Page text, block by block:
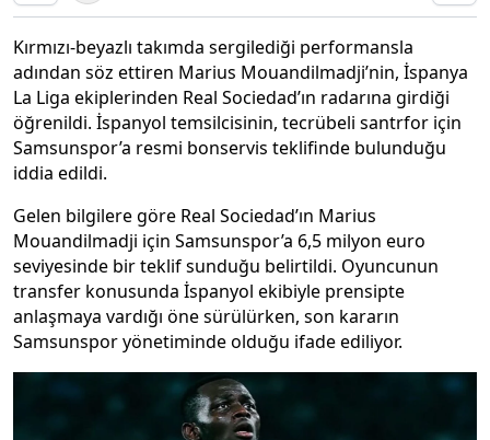
Kırmızı-beyazlı takımda sergilediği performansla
adından söz ettiren Marius Mouandilmadji’nin, İspanya
La Liga ekiplerinden Real Sociedad’ın radarına girdiği
öğrenildi. İspanyol temsilcisinin, tecrübeli santrfor için
Samsunspor’a resmi bonservis teklifinde bulunduğu
iddia edildi.
Gelen bilgilere göre Real Sociedad’ın Marius
Mouandilmadji için Samsunspor’a 6,5 milyon euro
seviyesinde bir teklif sunduğu belirtildi. Oyuncunun
transfer konusunda İspanyol ekibiyle prensipte
anlaşmaya vardığı öne sürülürken, son kararın
Samsunspor yönetiminde olduğu ifade ediliyor.